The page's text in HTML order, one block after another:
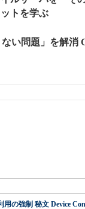
の強制 秘文 Device